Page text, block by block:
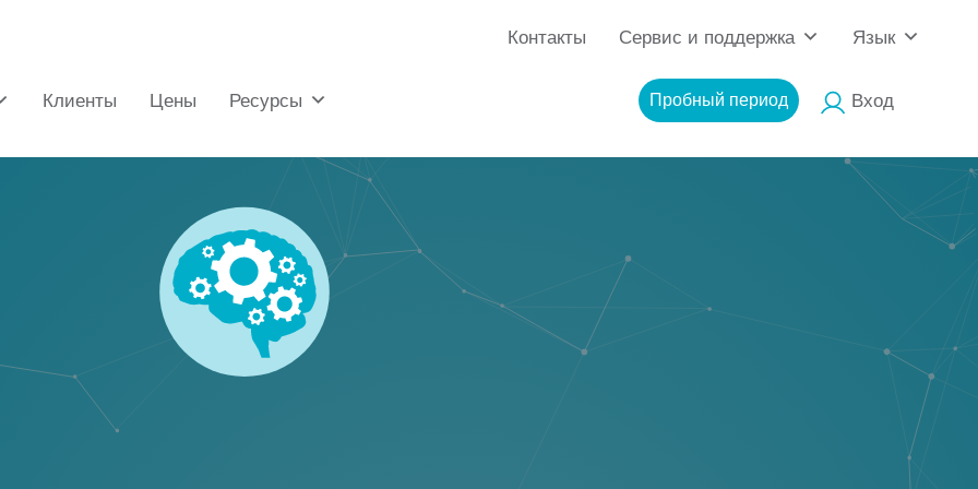
Клиенты Цены Ресурсы Пробный период Вход
Контакты Сервис и поддержка Язык